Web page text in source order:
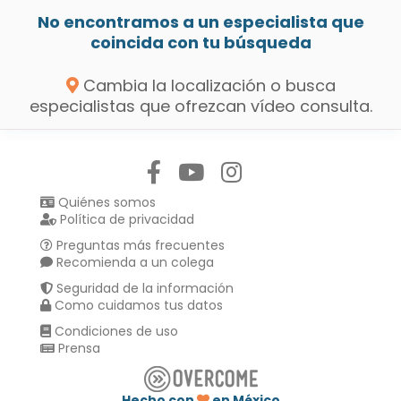
No encontramos a un especialista que
coincida con tu búsqueda
Cambia la localización o busca
especialistas que ofrezcan vídeo consulta.
Quiénes somos
Política de privacidad
Preguntas más frecuentes
Recomienda a un colega
Seguridad de la información
Como cuidamos tus datos
Condiciones de uso
Prensa